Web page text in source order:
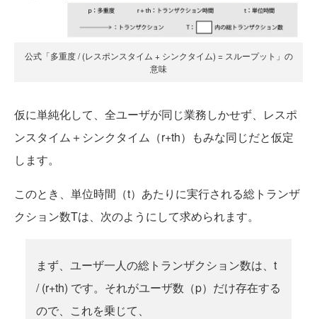
公式「多重度 / (レスポンスタイム + シンクタイム) = スループット」の
意味
仮に単純化して、全ユーザが同じ業務しかせず、レスポ
ンスタイム＋シンクタイム（r+th）もみな同じだと仮定
します。
このとき、単位時間（t）あたりに実行される総トランザ
クション数Tは、次のようにして求められます。
まず、ユーザ一人の総トランザクション数は、t
/ (r+th) です。それがユーザ数（p）だけ存在する
ので、これを乗じて、